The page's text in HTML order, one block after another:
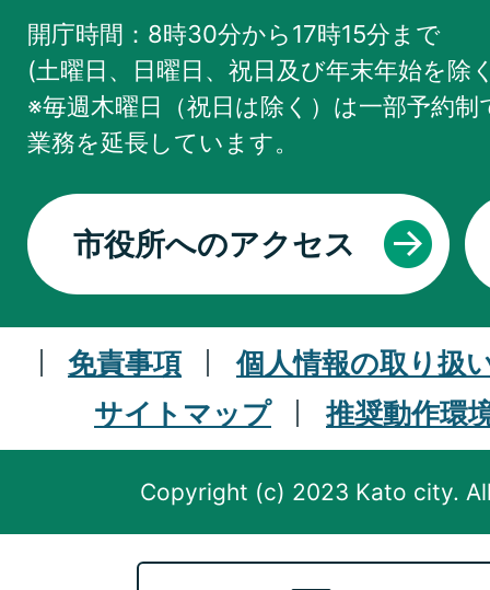
開庁時間：8時30分から17時15分まで
(土曜日、日曜日、祝日及び年末年始を除
※毎週木曜日（祝日は除く）は一部予約
業務を延長しています。
市役所へのアクセス
免責事項
個人情報の取り扱
サイトマップ
推奨動作環
Copyright (c) 2023 Kato city.